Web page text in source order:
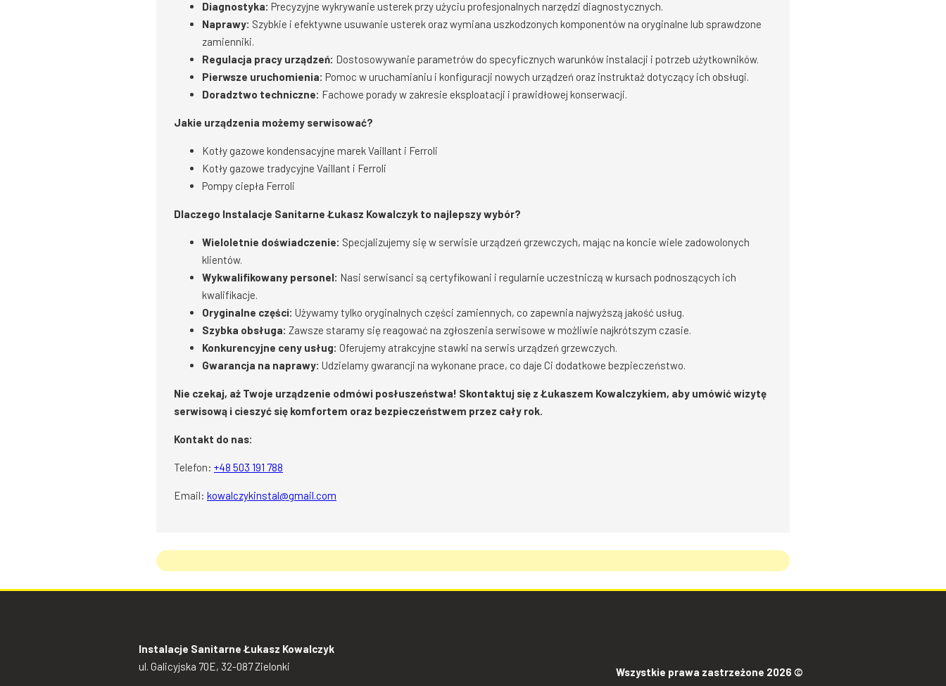
Diagnostyka: Precyzyjne wykrywanie usterek przy użyciu profesjonalnych narzędzi diagnostycznych.
Naprawy: Szybkie i efektywne usuwanie usterek oraz wymiana uszkodzonych komponentów na oryginalne lub sprawdzone
zamienniki.
Regulacja pracy urządzeń: Dostosowywanie parametrów do specyficznych warunków instalacji i potrzeb użytkowników.
Pierwsze uruchomienia: Pomoc w uruchamianiu i konfiguracji nowych urządzeń oraz instruktaż dotyczący ich obsługi.
Doradztwo techniczne: Fachowe porady w zakresie eksploatacji i prawidłowej konserwacji.
Jakie urządzenia możemy serwisować?
Kotły gazowe kondensacyjne marek Vaillant i Ferroli
Kotły gazowe tradycyjne Vaillant i Ferroli
Pompy ciepła Ferroli
Dlaczego Instalacje Sanitarne Łukasz Kowalczyk to najlepszy wybór?
Wieloletnie doświadczenie: Specjalizujemy się w serwisie urządzeń grzewczych, mając na koncie wiele zadowolonych
klientów.
Wykwalifikowany personel: Nasi serwisanci są certyfikowani i regularnie uczestniczą w kursach podnoszących ich
kwalifikacje.
Oryginalne części: Używamy tylko oryginalnych części zamiennych, co zapewnia najwyższą jakość usług.
Szybka obsługa: Zawsze staramy się reagować na zgłoszenia serwisowe w możliwie najkrótszym czasie.
Konkurencyjne ceny usług: Oferujemy atrakcyjne stawki na serwis urządzeń grzewczych.
Gwarancja na naprawy: Udzielamy gwarancji na wykonane prace, co daje Ci dodatkowe bezpieczeństwo.
Nie czekaj, aż Twoje urządzenie odmówi posłuszeństwa! Skontaktuj się z Łukaszem Kowalczykiem, aby umówić wizytę
serwisową i cieszyć się komfortem oraz bezpieczeństwem przez cały rok.
Kontakt do nas:
Telefon: +48 503 191 788
Email: kowalczykinstal@gmail.com
Instalacje Sanitarne Łukasz Kowalczyk
ul. Galicyjska 70E, 32-087 Zielonki
Wszystkie prawa zastrzeżone 2026 ©